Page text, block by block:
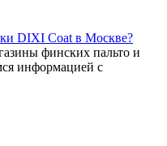
DIXI Coat в Москве?
финских пальто и
информацией с